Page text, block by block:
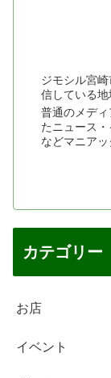
ジモシル宮
信している地
普通のメデ
たニュース
などマニアッ
カテゴリー
お店
イベント